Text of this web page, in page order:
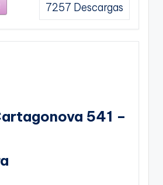
7257 Descargas
541 –